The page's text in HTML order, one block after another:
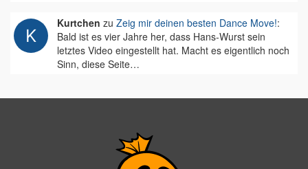
Kurtchen zu Zeig mir deinen besten Dance Move!:
Bald ist es vier Jahre her, dass Hans-Wurst sein
letztes Video eingestellt hat. Macht es eigentlich noch
Sinn, diese Seite…